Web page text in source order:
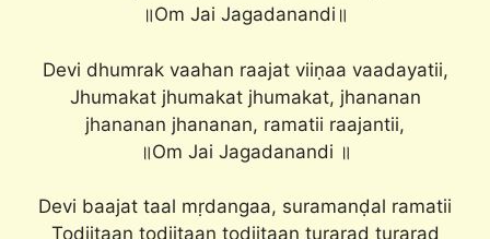
॥Om Jai Jagadanandi॥
Devi dhumrak vaahan raajat viiṇaa vaadayatii,
Jhumakat jhumakat jhumakat, jhananan
jhananan jhananan, ramatii raajantii,
॥Om Jai Jagadanandi ॥
Devi baajat taal mṛdangaa, suramanḍal ramatii
Todiitaan todiitaan todiitaan turaraḍ turaraḍ